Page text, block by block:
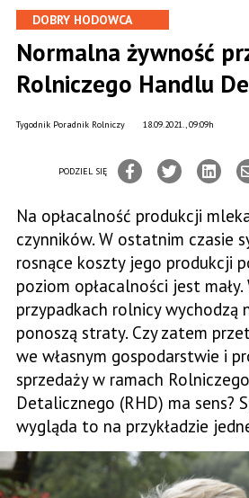
DOBRY HODOWCA
Normalna żywność
Rolniczego Handlu
18.09.2021., 09:09h
Tygodnik Poradnik Rolniczy
PODZIEL SIĘ
Na opłacalność produkcji
czynników. W ostatnim czasie
rosnące koszty jego produkcji
poziom opłacalności jest
przypadkach rolnicy wychodzą
ponoszą straty. Czy zatem
we własnym gospodarstwie i
sprzedaży w ramach
Detalicznego (RHD) ma sens?
wygląda to na przykładzie